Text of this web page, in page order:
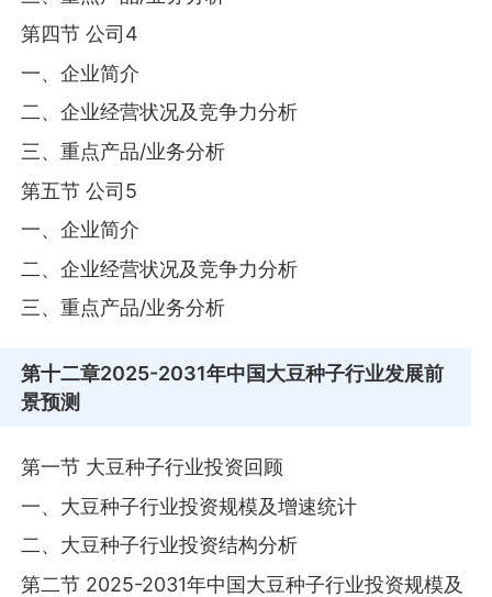
第四节 公司4
一、企业简介
二、企业经营状况及竞争力分析
三、重点产品/业务分析
第五节 公司5
一、企业简介
二、企业经营状况及竞争力分析
三、重点产品/业务分析
第十二章2025-2031年中国大豆种子行业发展前
景预测
第一节 大豆种子行业投资回顾
一、大豆种子行业投资规模及增速统计
二、大豆种子行业投资结构分析
第二节 2025-2031年中国大豆种子行业投资规模及